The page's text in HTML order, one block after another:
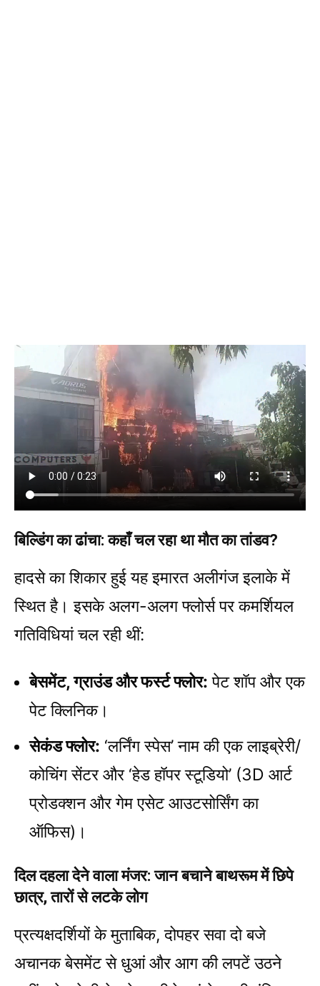
बिल्डिंग का ढांचा: कहाँ चल रहा था मौत का तांडव?
हादसे का शिकार हुई यह इमारत अलीगंज इलाके में
स्थित है। इसके अलग-अलग फ्लोर्स पर कमर्शियल
गतिविधियां चल रही थीं:
बेसमेंट, ग्राउंड और फर्स्ट फ्लोर: पेट शॉप और एक
पेट क्लिनिक।
सेकंड फ्लोर: ‘लर्निंग स्पेस’ नाम की एक लाइब्रेरी/
कोचिंग सेंटर और ‘हेड हॉपर स्टूडियो’ (3D आर्ट
प्रोडक्शन और गेम एसेट आउटसोर्सिंग का
ऑफिस)।
दिल दहला देने वाला मंजर: जान बचाने बाथरूम में छिपे
छात्र, तारों से लटके लोग
प्रत्यक्षदर्शियों के मुताबिक, दोपहर सवा दो बजे
अचानक बेसमेंट से धुआं और आग की लपटें उठने